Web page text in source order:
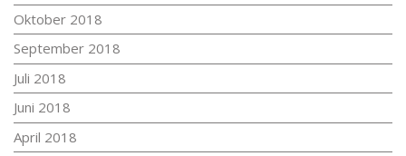
Oktober 2018
September 2018
Juli 2018
Juni 2018
April 2018